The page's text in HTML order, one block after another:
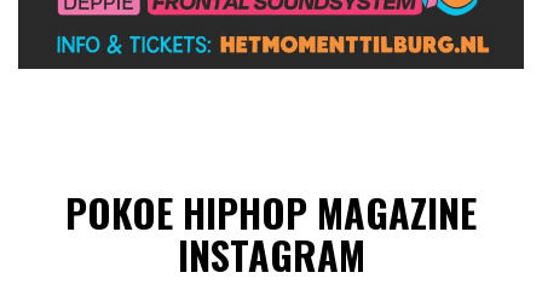
POKOE HIPHOP MAGAZINE
INSTAGRAM